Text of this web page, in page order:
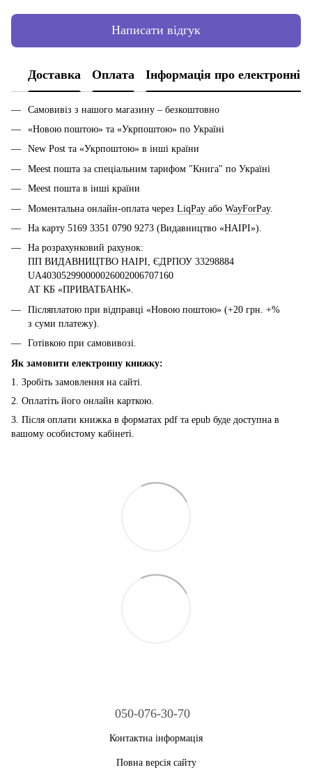
Написати відгук
Доставка Оплата Інформація про електронні
Самовивіз з нашого магазину – безкоштовно
«Новою поштою» та «Укрпоштою» по Україні
New Post та «Укрпоштою» в інші країни
Meest пошта за спеціальним тарифом "Книга" по Україні
Meest пошта в інші країни
Моментальна онлайн-оплата через LiqPay або WayForPay.
На карту 5169 3351 0790 9273 (Видавництво «НАІРІ»).
На розрахунковий рахунок:
ПП ВИДАВНИЦТВО НАІРІ, ЄДРПОУ 33298884
UA403052990000026002006707160
АТ КБ «ПРИВАТБАНК».
Післяплатою при відправці «Новою поштою» (+20 грн. +%
з суми платежу).
Готівкою при самовивозі.
Як замовити електронну книжку:
1. Зробіть замовлення на сайті.
2. Оплатіть його онлайн карткою.
3. Після оплати книжка в форматах pdf та epub буде доступна в
вашому особистому кабінеті.
050-076-30-70
Контактна інформація
Повна версія сайту